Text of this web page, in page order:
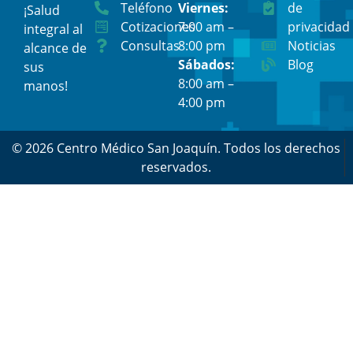
¡Salud
integral al
alcance de
sus
manos!
Teléfono
Cotizaciones
Consultas
Viernes:
7:00 am –
8:00 pm
Sábados:
8:00 am –
4:00 pm
de
privacidad
Noticias
Blog
© 2026 Centro Médico San Joaquín. Todos los derechos
reservados.